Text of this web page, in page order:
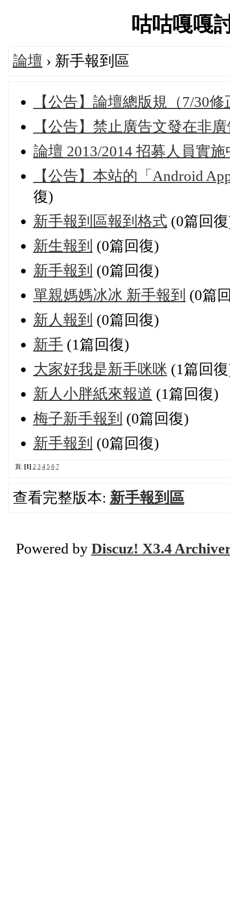
咕咕嘎嘎
論壇 › 新手報到區
【公告】論壇總版規（7/30
【公告】禁止廣告文發在非
論壇 2013/2014 招募人員實施
【公告】本站的「Android
復)
新手報到區報到格式 (0篇回
新生報到 (0篇回復)
新手報到 (0篇回復)
單親媽媽冰冰 新手報到 (0篇
新人報到 (0篇回復)
新手 (1篇回復)
大家好我是新手咪咪 (1篇回
新人小胖紙來報道 (1篇回復)
梅子新手報到 (0篇回復)
新手報到 (0篇回復)
頁: [1] 2 3 4 5 6 7
查看完整版本: 新手報到區
Powered by Discuz! X3.4